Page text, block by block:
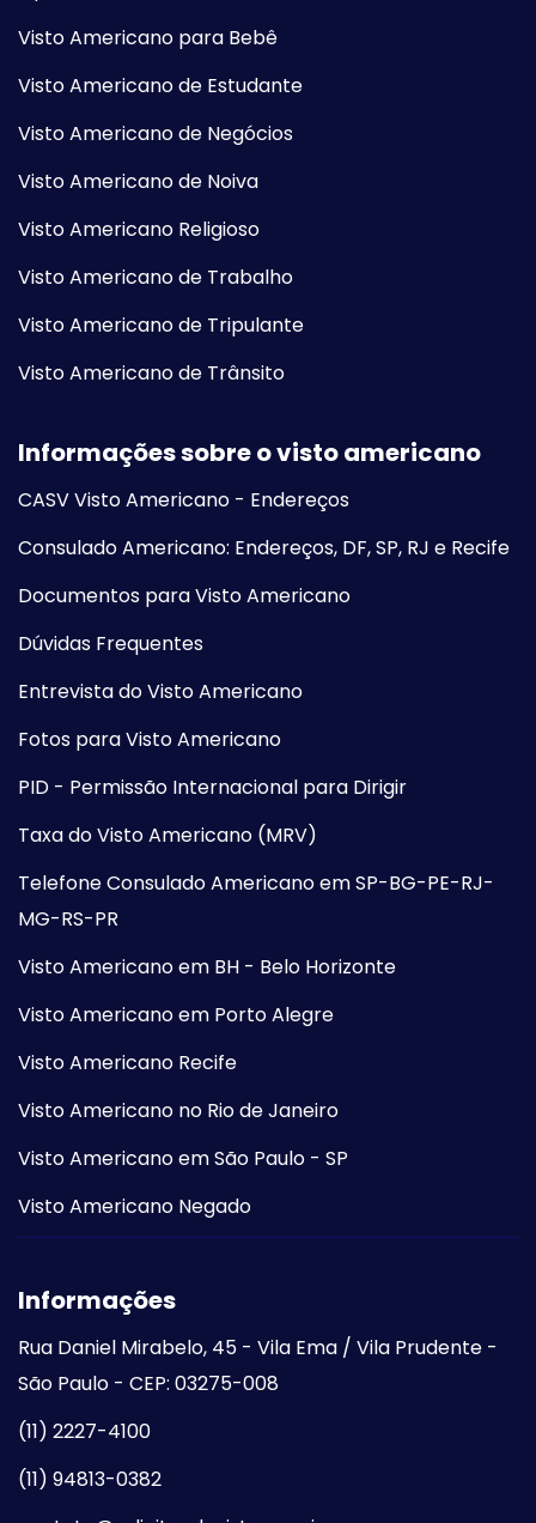
Visto Americano para Bebê
Visto Americano de Estudante
Visto Americano de Negócios
Visto Americano de Noiva
Visto Americano Religioso
Visto Americano de Trabalho
Visto Americano de Tripulante
Visto Americano de Trânsito
Informações sobre o visto americano
CASV Visto Americano - Endereços
Consulado Americano: Endereços, DF, SP, RJ e Recife
Documentos para Visto Americano
Dúvidas Frequentes
Entrevista do Visto Americano
Fotos para Visto Americano
PID - Permissão Internacional para Dirigir
Taxa do Visto Americano (MRV)
Telefone Consulado Americano em SP-BG-PE-RJ-
MG-RS-PR
Visto Americano em BH - Belo Horizonte
Visto Americano em Porto Alegre
Visto Americano Recife
Visto Americano no Rio de Janeiro
Visto Americano em São Paulo - SP
Visto Americano Negado
Informações
Rua Daniel Mirabelo, 45 - Vila Ema / Vila Prudente -
São Paulo - CEP: 03275-008
(11) 2227-4100
(11) 94813-0382